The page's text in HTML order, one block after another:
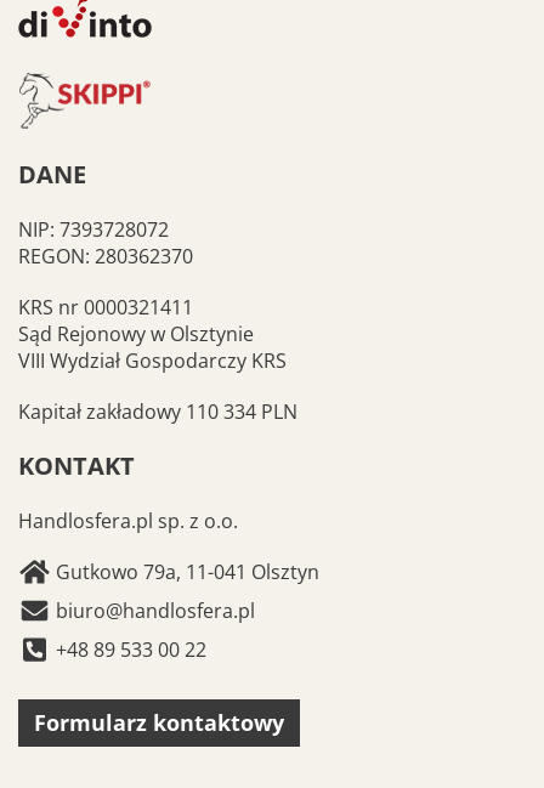
DANE
NIP: 7393728072
REGON: 280362370
KRS nr 0000321411
Sąd Rejonowy w Olsztynie
VIII Wydział Gospodarczy KRS
Kapitał zakładowy 110 334 PLN
KONTAKT
Handlosfera.pl sp. z o.o.
Gutkowo 79a, 11-041 Olsztyn
biuro@handlosfera.pl
+48 89 533 00 22
Formularz kontaktowy